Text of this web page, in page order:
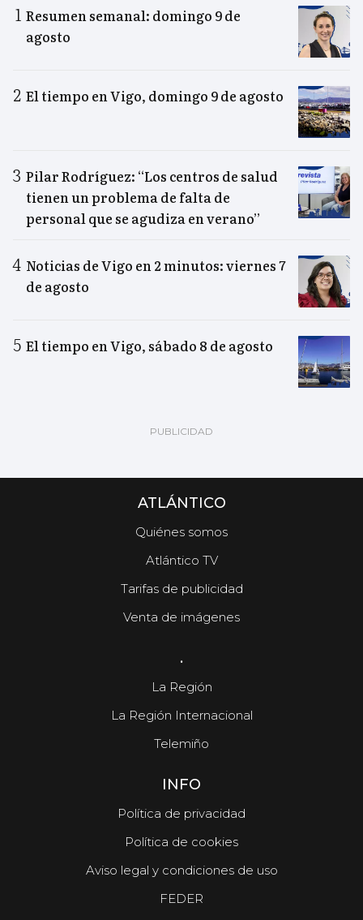
Resumen semanal: domingo 9 de
agosto
El tiempo en Vigo, domingo 9 de agosto
Pilar Rodríguez: “Los centros de salud
tienen un problema de falta de
personal que se agudiza en verano”
Noticias de Vigo en 2 minutos: viernes 7
de agosto
El tiempo en Vigo, sábado 8 de agosto
ATLÁNTICO
Quiénes somos
Atlántico TV
Tarifas de publicidad
Venta de imágenes
.
La Región
La Región Internacional
Telemiño
INFO
Política de privacidad
Política de cookies
Aviso legal y condiciones de uso
FEDER